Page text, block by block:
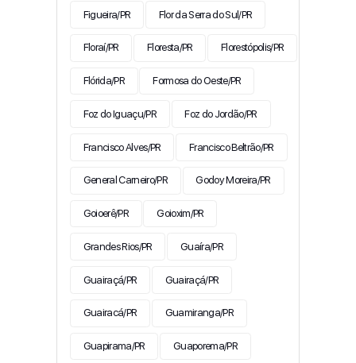
Figueira/PR Flor da Serra do Sul/PR
Floraí/PR Floresta/PR Florestópolis/PR
Flórida/PR Formosa do Oeste/PR
Foz do Iguaçu/PR Foz do Jordão/PR
Francisco Alves/PR Francisco Beltrão/PR
General Carneiro/PR Godoy Moreira/PR
Goioerê/PR Goioxim/PR
Grandes Rios/PR Guaíra/PR
Guairaçá/PR Guairaçá/PR
Guairacá/PR Guamiranga/PR
Guapirama/PR Guaporema/PR